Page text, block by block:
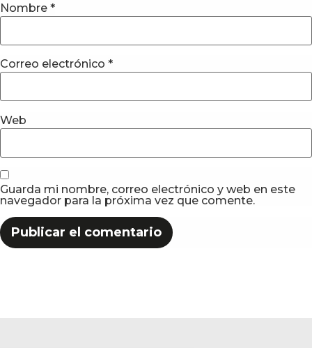
Nombre *
Correo electrónico *
Web
Guarda mi nombre, correo electrónico y web en este
navegador para la próxima vez que comente.